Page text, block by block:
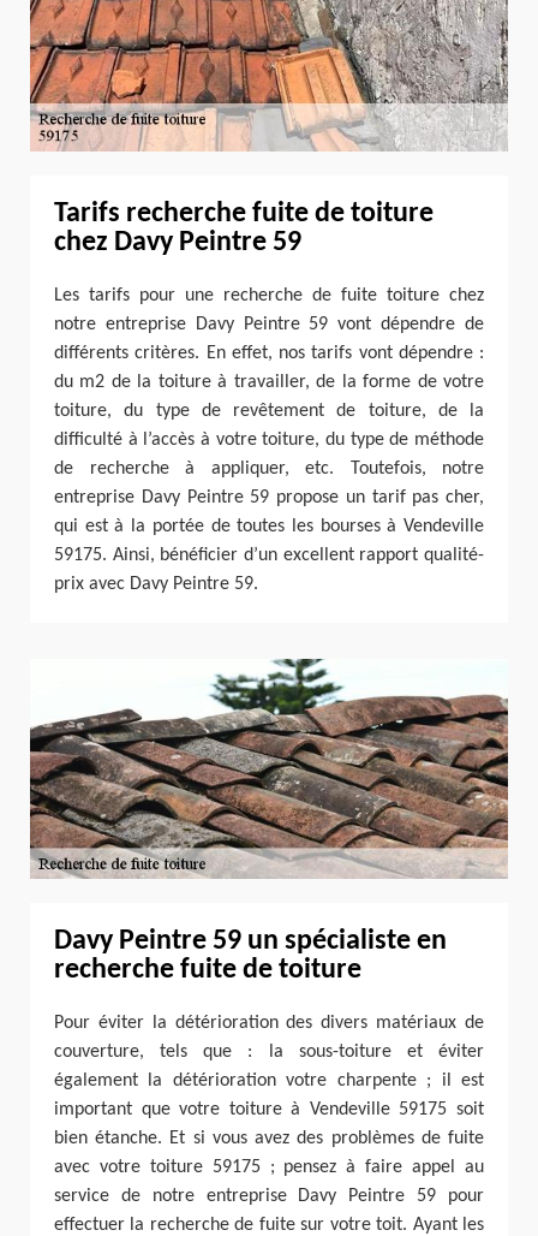
Tarifs recherche fuite de toiture
chez Davy Peintre 59
Les tarifs pour une recherche de fuite toiture chez
notre entreprise Davy Peintre 59 vont dépendre de
différents critères. En effet, nos tarifs vont dépendre :
du m2 de la toiture à travailler, de la forme de votre
toiture, du type de revêtement de toiture, de la
difficulté à l’accès à votre toiture, du type de méthode
de recherche à appliquer, etc. Toutefois, notre
entreprise Davy Peintre 59 propose un tarif pas cher,
qui est à la portée de toutes les bourses à Vendeville
59175. Ainsi, bénéficier d’un excellent rapport qualité-
prix avec Davy Peintre 59.
Davy Peintre 59 un spécialiste en
recherche fuite de toiture
Pour éviter la détérioration des divers matériaux de
couverture, tels que : la sous-toiture et éviter
également la détérioration votre charpente ; il est
important que votre toiture à Vendeville 59175 soit
bien étanche. Et si vous avez des problèmes de fuite
avec votre toiture 59175 ; pensez à faire appel au
service de notre entreprise Davy Peintre 59 pour
effectuer la recherche de fuite sur votre toit. Ayant les